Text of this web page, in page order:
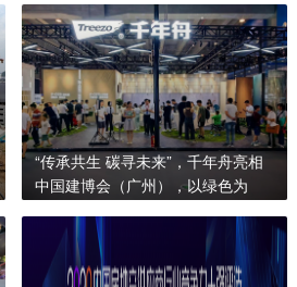
“传承共生 碳寻未来”，千年舟亮相
中国建博会（广州），以绿色为